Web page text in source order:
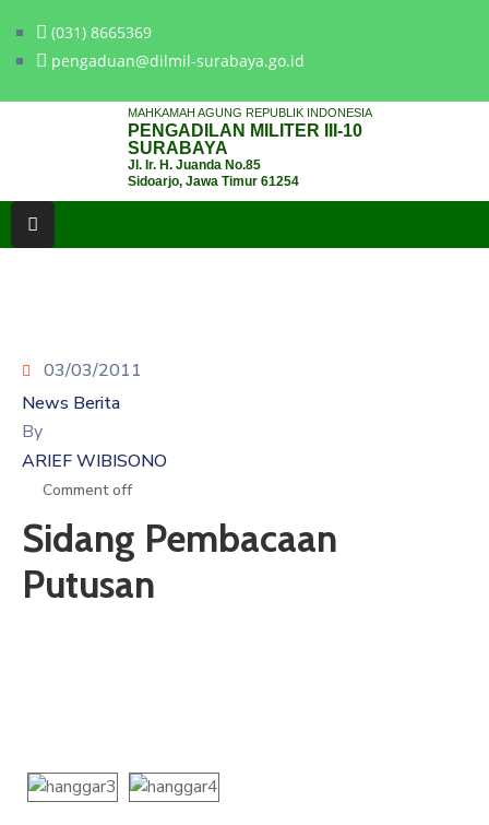
(031) 8665369
pengaduan@dilmil-surabaya.go.id
MAHKAMAH AGUNG REPUBLIK INDONESIA
PENGADILAN MILITER III-10
SURABAYA
Jl. Ir. H. Juanda No.85
Sidoarjo, Jawa Timur 61254
LAYANAN
HUKUM
PPID
KINERJA
RB
ARTIKEL
GALERI
03/03/2011
News Berita
By
ARIEF WIBISONO
Comment off
Sidang Pembacaan
Putusan